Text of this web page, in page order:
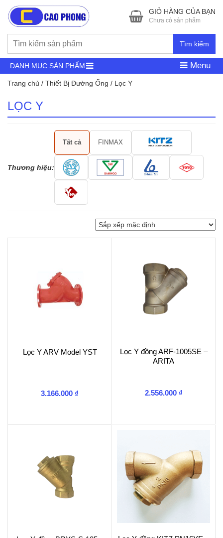
Tìm kiếm
GIỎ HÀNG CỦA BẠN
Chưa có sản phẩm
DANH MỤC SẢN PHẨM Menu
Trang chủ / Thiết Bị Đường Ống / Lọc Y
LỌC Y
Thương hiệu:
Tất cả FINMAX
Lọc Y ARV Model YST
3.166.000 ₫
Lọc Y đồng ARF-1005SE –
ARITA
2.556.000 ₫